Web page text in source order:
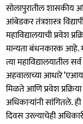
सोलापुरातील शासकीय
आंबेडकर तंत्रशास्त्र
महाविद्यालयाची प्रवेश
मान्यता बंधनकारक आहे.
त्या महाविद्यालयातील
अहवालाच्या आधारे
मिळते आणि प्रवेश
अधिकाऱ्यांनी सांगितले.
दिवस उरल्याचेही